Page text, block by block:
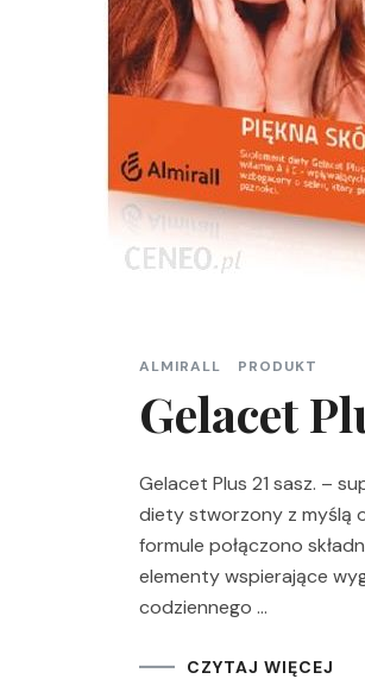
ALMIRALL PRODUKT
Gelacet
Gelacet Plus 21 sasz. –
diety stworzony z myślą
formule połączono
elementy wspierające
codziennego …
CZYTAJ WIĘCEJ